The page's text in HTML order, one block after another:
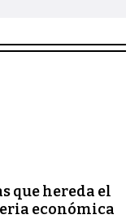
que hereda el
económica